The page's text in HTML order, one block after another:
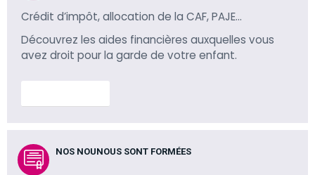
Crédit d’impôt, allocation de la CAF, PAJE…
Découvrez les aides financières auxquelles vous
avez droit pour la garde de votre enfant.
NOS NOUNOUS SONT FORMÉES